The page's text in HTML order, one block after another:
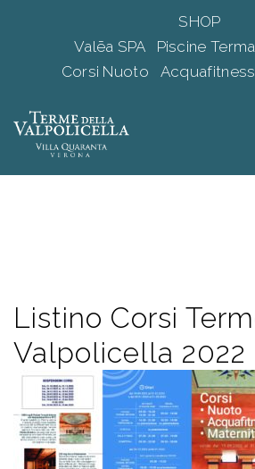
contenuto
Listino Corsi
Valpolicella 2022
SHOP
Valēa SPA
Piscine
Corsi Nuoto
Acquafitness